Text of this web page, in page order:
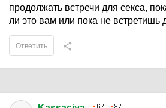
продолжать встречи для секса,
ли это вам или пока не встретишь
Ответить